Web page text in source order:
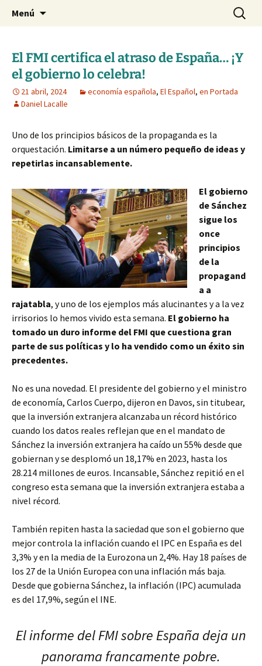
dlacalle.com
Blog de Daniel Lacalle
Menú Buscar:
El FMI certifica el atraso de España… ¡Y
el gobierno lo celebra!
21 abril, 2024 economía española, El Español, en Portada
Daniel Lacalle
Uno de los principios básicos de la propaganda es la
orquestación. Limitarse a un número pequeño de ideas y
repetirlas incansablemente.
El gobierno
de Sánchez
sigue los
once
principios
de la
propagand
a a
rajatabla, y uno de los ejemplos más alucinantes y a la vez
irrisorios lo hemos vivido esta semana. El gobierno ha
tomado un duro informe del FMI que cuestiona gran
parte de sus políticas y lo ha vendido como un éxito sin
precedentes.
No es una novedad. El presidente del gobierno y el ministro
de economía, Carlos Cuerpo, dijeron en Davos, sin titubear,
que la inversión extranjera alcanzaba un récord histórico
cuando los datos reales reflejan que en el mandato de
Sánchez la inversión extranjera ha caído un 55% desde que
gobiernan y se desplomó un 18,17% en 2023, hasta los
28.214 millones de euros. Incansable, Sánchez repitió en el
congreso esta semana que la inversión extranjera estaba a
nivel récord.
También repiten hasta la saciedad que son el gobierno que
mejor controla la inflación cuando el IPC en España es del
3,3% y en la media de la Eurozona un 2,4%. Hay 18 países de
los 27 de la Unión Europea con una inflación más baja.
Desde que gobierna Sánchez, la inflación (IPC) acumulada
es del 17,9%, según el INE.
El informe del FMI sobre España deja un
panorama francamente pobre.